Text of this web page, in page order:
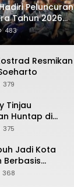
Peluncuran
Tahun 2026
483
Resmikan
379
Tinjau
Huntap di
375
Jadi Kota
Berbasis
368